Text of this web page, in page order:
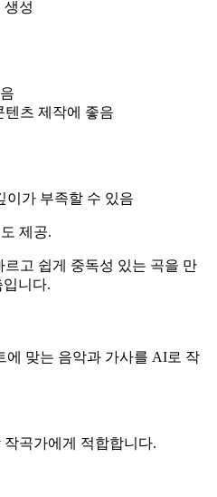
생성
텐츠 제작에 좋음
이가 부족할 수 있음
제공.
르고 쉽게 중독성 있는 곡을 만
니다.
에 맞는 음악과 가사를 AI로 작
작곡가에게 적합합니다.